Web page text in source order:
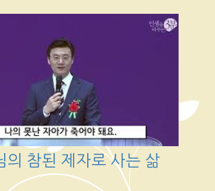
의 참된 제자로 사는 삶